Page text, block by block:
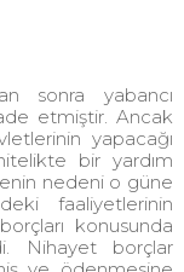
sonra yabancı
etmiştir. Ancak
yapacağı
bir yardım
nedeni o güne
faaliyetlerinin
borçları konusunda
Nihayet borçlar